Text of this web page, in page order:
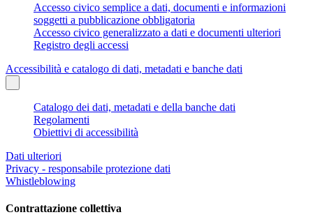
Accesso civico semplice a dati, documenti e informazioni
soggetti a pubblicazione obbligatoria
Accesso civico generalizzato a dati e documenti ulteriori
Registro degli accessi
Accessibilità e catalogo di dati, metadati e banche dati
Catalogo dei dati, metadati e della banche dati
Regolamenti
Obiettivi di accessibilità
Dati ulteriori
Privacy - responsabile protezione dati
Whistleblowing
Contrattazione collettiva